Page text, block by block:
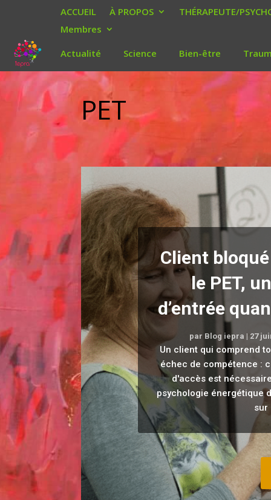
ACCUEIL À PROPOS
THÉRAPEUTE/
Membres
Actualité
Science Bien-être
PET
Client bloqué
le PET,
d’entrée
par Blog iepra | 27
Un client qui comprend
échec de compétence :
d'accès est
psychologie énergétique
sur